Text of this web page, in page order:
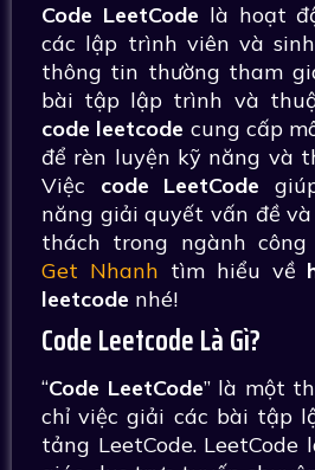
Code LeetCode là hoạt
các lập trình viên và
thông tin thường tham
bài tập lập trình và
code leetcode cung cấp
để rèn luyện kỹ năng và
Việc code LeetCode
năng giải quyết vấn đề
thách trong ngành công
Get Nhanh tìm hiểu về
leetcode nhé!
Code Leetcode Là Gì?
“Code LeetCode” là một
chỉ việc giải các bài tập
tảng LeetCode.